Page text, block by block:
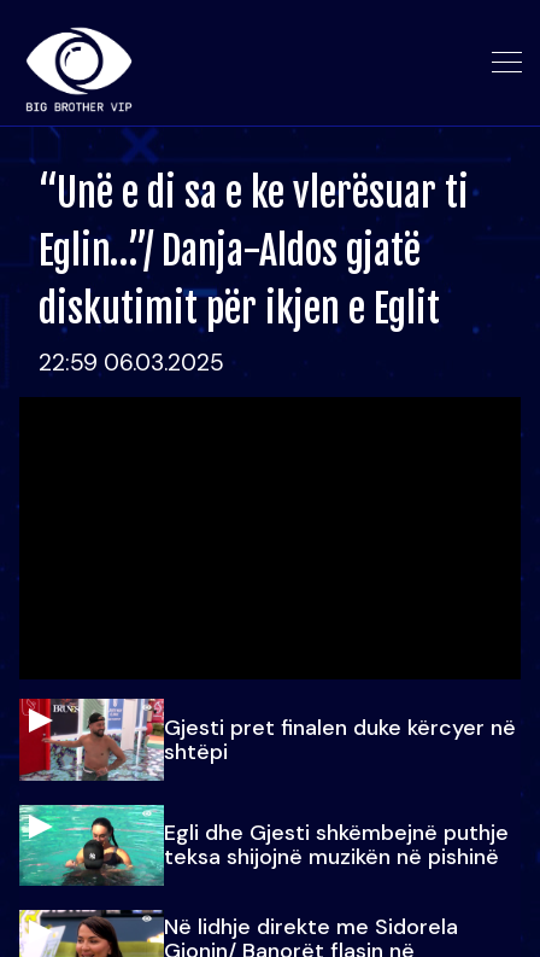
“Unë e di sa e ke vlerësuar ti
Eglin…”/ Danja-Aldos gjatë
diskutimit për ikjen e Eglit
22:59 06.03.2025
Gjesti pret finalen duke kërcyer në
shtëpi
Egli dhe Gjesti shkëmbejnë puthje
teksa shijojnë muzikën në pishinë
Në lidhje direkte me Sidorela
Gjonin/ Banorët flasin në